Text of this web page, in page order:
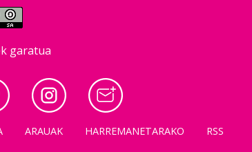
garatua
ARAUAK HARREMANETARAKO RSS